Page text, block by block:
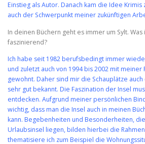
Einstieg als Autor. Danach kam die Idee
auch der Schwerpunkt meiner zukünftigen
In deinen Büchern geht es immer um Sylt.
faszinierend?
Ich habe seit 1982 berufsbedingt immer
und zuletzt auch von 1994 bis 2002 mit meiner
gewohnt. Daher sind mir die Schauplätze
sehr gut bekannt. Die Faszination der Insel
entdecken. Aufgrund meiner persönlichen
wichtig, dass man die Insel auch in meinen
kann. Begebenheiten und Besonderheiten,
Urlaubsinsel liegen, bilden hierbei die
thematisiere ich zum Beispiel die